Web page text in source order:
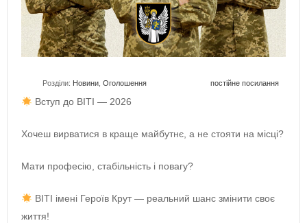
Розділи: Новини Оголошення постійне посилання
Вступ до ВІТІ — 2026
Хочеш вирватися в краще майбутнє, а не стояти на місці?
Мати професію, стабільність і повагу?
ВІТІ імені Героїв Крут — реальний шанс змінити своє
життя!